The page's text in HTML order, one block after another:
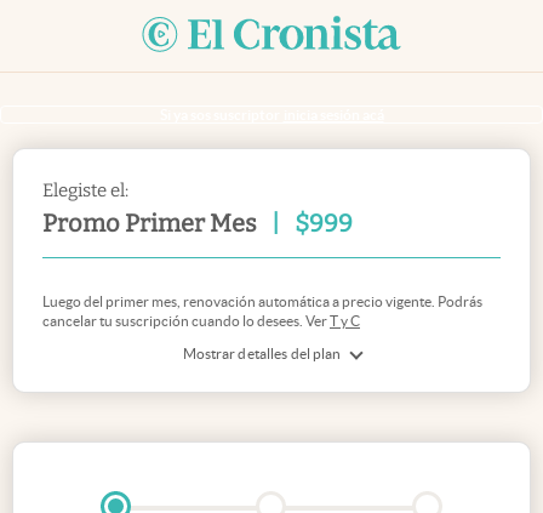
Elegiste el:
Promo Primer Mes $999
Mostrar detalles del plan
Luego del primer mes, renovación automática a precio vigente. Podrás
cancelar tu suscripción cuando lo desees. VerT y C